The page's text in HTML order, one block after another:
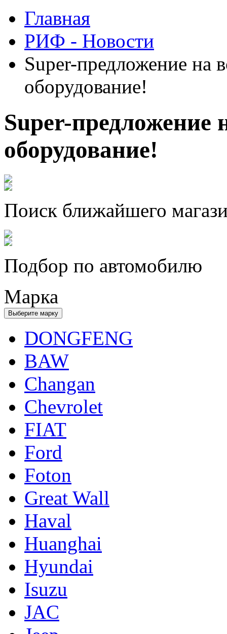
Главная
РИФ - Новости
Super-предложение на
оборудование!
Super-предложение
оборудование!
Поиск ближайшего
Подбор по автомобилю
Марка
Выберите марку
DONGFENG
BAW
Changan
Chevrolet
FIAT
Ford
Foton
Great Wall
Haval
Huanghai
Hyundai
Isuzu
JAC